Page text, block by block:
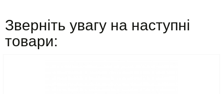
Зверніть увагу на наступні
товари: